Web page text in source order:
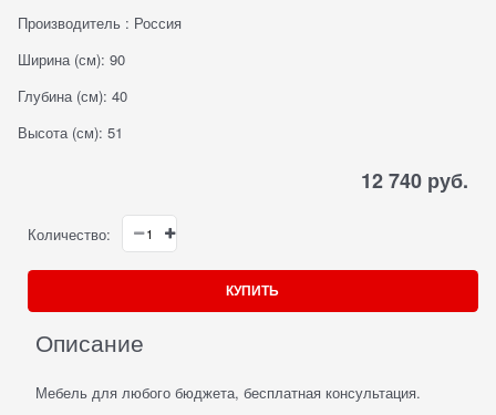
Производитель : Россия
Ширина (см): 90
Глубина (см): 40
Высота (см): 51
12 740 руб.
Количество:
КУПИТЬ
Описание
Мебель для любого бюджета, бесплатная консультация.